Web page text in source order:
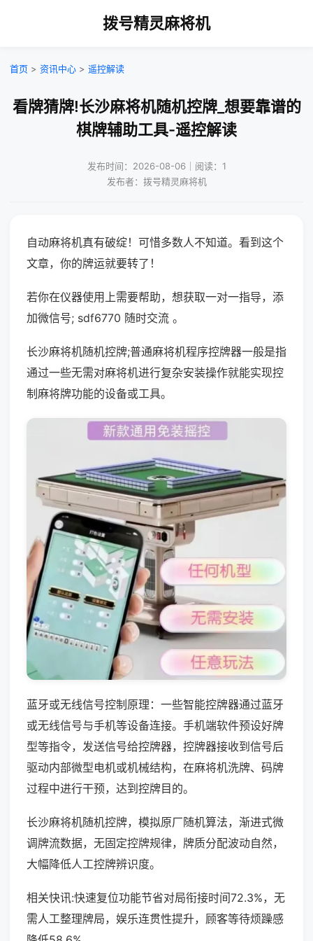
拨号精灵麻将机
首页 > 资讯中心 > 遥控解读
看牌猜牌!长沙麻将机随机控牌_想要靠谱的
棋牌辅助工具-遥控解读
发布时间：2026-08-06｜阅读：1
发布者：拨号精灵麻将机
自动麻将机真有破绽！可惜多数人不知道。看到这个
文章，你的牌运就要转了！
若你在仪器使用上需要帮助，想获取一对一指导，添
加微信号; sdf6770 随时交流 。
长沙麻将机随机控牌;普通麻将机程序控牌器一般是指
通过一些无需对麻将机进行复杂安装操作就能实现控
制麻将牌功能的设备或工具。
蓝牙或无线信号控制原理：一些智能控牌器通过蓝牙
或无线信号与手机等设备连接。手机端软件预设好牌
型等指令，发送信号给控牌器，控牌器接收到信号后
驱动内部微型电机或机械结构，在麻将机洗牌、码牌
过程中进行干预，达到控牌目的。
长沙麻将机随机控牌，模拟原厂随机算法，渐进式微
调牌流数据，无固定控牌规律，牌质分配波动自然，
大幅降低人工控牌辨识度。
相关快讯:快速复位功能节省对局衔接时间72.3%，无
需人工整理牌局，娱乐连贯性提升，顾客等待烦躁感